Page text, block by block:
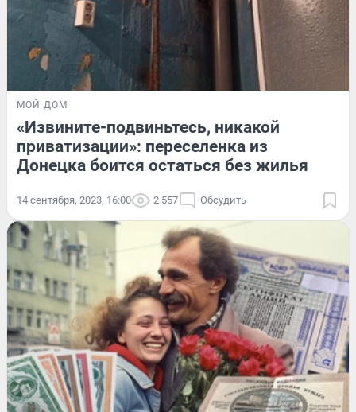
МОЙ ДОМ
«Извините-подвиньтесь, никакой
приватизации»: переселенка из
Донецка боится остаться без жилья
14 сентября, 2023, 16:00 2 557 Обсудить